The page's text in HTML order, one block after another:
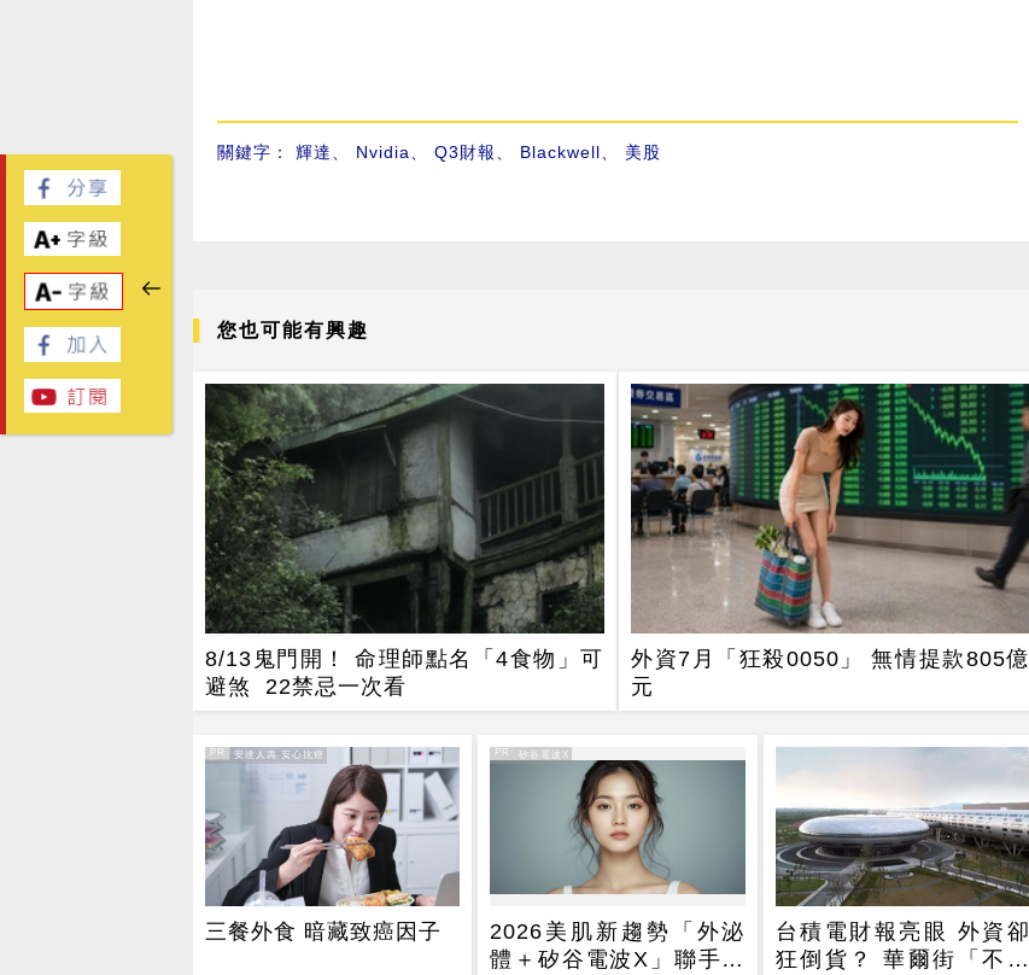
關鍵字： 輝達 Nvidia Q3財報 Blackwell 美股
您也可能有興趣
8/13鬼門開！ 命理師點名「4食物」可
避煞 22禁忌一次看
外資7月「狂殺0050」 無情提款805億
元
PR
三餐外食 暗藏致癌因子
PR・安達人壽 安心抗癌 PR
2026美肌新趨勢「外泌
體＋矽谷電波X」聯手，
PR・矽谷電波X
台積電財報亮眼 外資卻
狂倒貨？ 華爾街「不買